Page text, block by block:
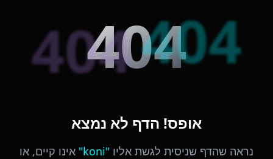
404404
404
אופס! הדף לא נמצא
נראה שהדף שניסית לגשת אליו "koni"
אינו קיים, או